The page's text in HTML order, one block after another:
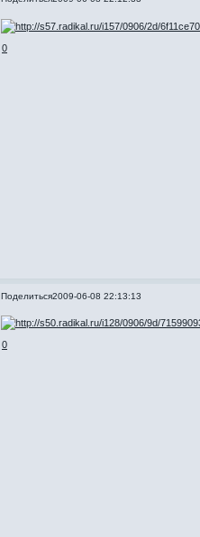
0
Поделиться2009-06-08 22:13:13
0